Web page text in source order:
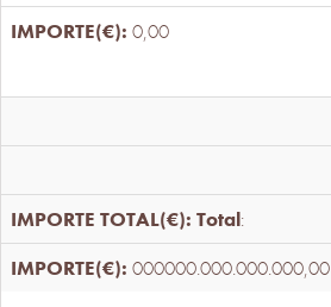
0,00
Total:
000000.000.000.000,00